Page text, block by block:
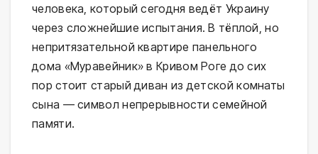
человека, который сегодня ведёт Украину
через сложнейшие испытания. В тёплой, но
непритязательной квартире панельного
дома «Муравейник» в Кривом Роге до сих
пор стоит старый диван из детской комнаты
сына — символ непрерывности семейной
памяти.